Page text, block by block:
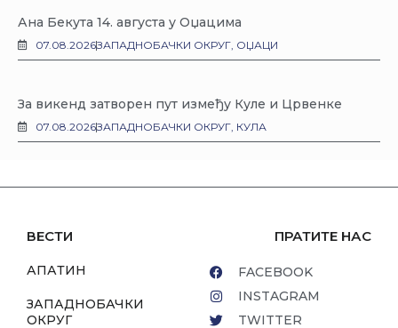
Ана Бекута 14. августа у Оџацима
07.08.2026ЗАПАДНОБАЧКИ ОКРУГ, ОЏАЦИ
За викенд затворен пут између Куле и Црвенке
07.08.2026ЗАПАДНОБАЧКИ ОКРУГ, КУЛА
ВЕСТИ
АПАТИН
ЗАПАДНОБАЧКИ
ОКРУГ
ПРАТИТЕ НАС
FACEBOOK
INSTAGRAM
TWITTER